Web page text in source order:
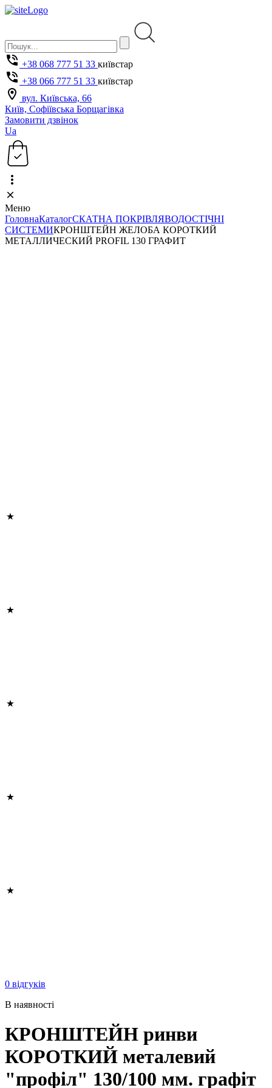
+38 068 777 51 33 київстар
+38 066 777 51 33 київстар
вул. Київська, 66
Київ, Софіївська Борщагівка
Замовити дзвінок
Ua
Меню
ГоловнаКаталогСКАТНА ПОКРІВЛЯВОДОСТІЧНІ
СИСТЕМИКРОНШТЕЙН ЖЕЛОБА КОРОТКИЙ
МЕТАЛЛИЧЕСКИЙ PROFIL 130 ГРАФИТ
0 відгуків
В наявності
КРОНШТЕЙН ринви
КОРОТКИЙ металевий
"профіл" 130/100 мм. графіт